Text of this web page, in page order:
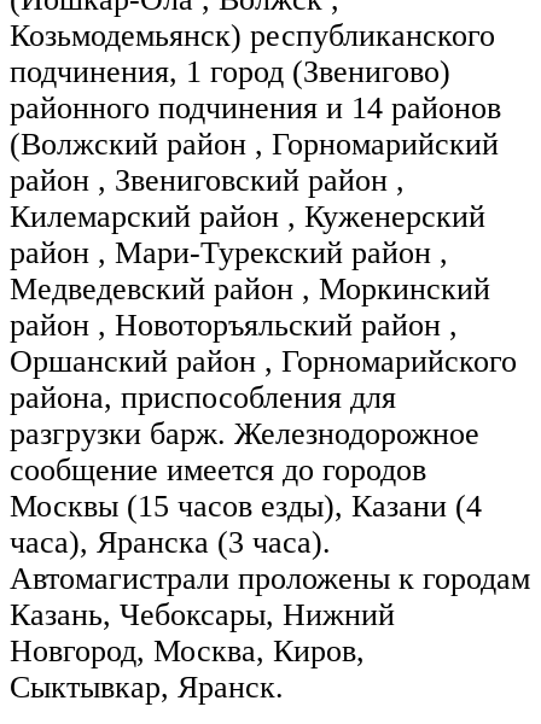
Козьмодемьянск) республиканского
подчинения, 1 город (Звенигово)
районного подчинения и 14 районов
(Волжский район , Горномарийский
район , Звениговский район ,
Килемарский район , Куженерский
район , Мари-Турекский район ,
Медведевский район , Моркинский
район , Новоторъяльский район ,
Оршанский район , Горномарийского
района, приспособления для
разгрузки барж. Железнодорожное
сообщение имеется до городов
Москвы (15 часов езды), Казани (4
часа), Яранска (3 часа).
Автомагистрали проложены к городам
Казань, Чебоксары, Нижний
Новгород, Москва, Киров,
Сыктывкар, Яранск.